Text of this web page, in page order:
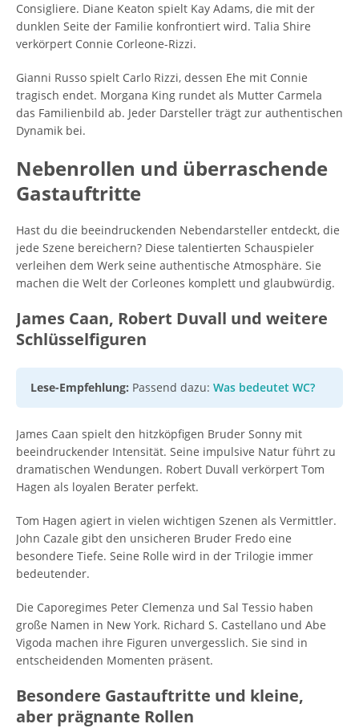
Consigliere. Diane Keaton spielt Kay Adams, die mit der
dunklen Seite der Familie konfrontiert wird. Talia Shire
verkörpert Connie Corleone-Rizzi.
Gianni Russo spielt Carlo Rizzi, dessen Ehe mit Connie
tragisch endet. Morgana King rundet als Mutter Carmela
das Familienbild ab. Jeder Darsteller trägt zur authentischen
Dynamik bei.
Nebenrollen und überraschende
Gastauftritte
Hast du die beeindruckenden Nebendarsteller entdeckt, die
jede Szene bereichern? Diese talentierten Schauspieler
verleihen dem Werk seine authentische Atmosphäre. Sie
machen die Welt der Corleones komplett und glaubwürdig.
James Caan, Robert Duvall und weitere
Schlüsselfiguren
Lese-Empfehlung: Passend dazu: Was bedeutet WC?
James Caan spielt den hitzköpfigen Bruder Sonny mit
beeindruckender Intensität. Seine impulsive Natur führt zu
dramatischen Wendungen. Robert Duvall verkörpert Tom
Hagen als loyalen Berater perfekt.
Tom Hagen agiert in vielen wichtigen Szenen als Vermittler.
John Cazale gibt den unsicheren Bruder Fredo eine
besondere Tiefe. Seine Rolle wird in der Trilogie immer
bedeutender.
Die Caporegimes Peter Clemenza und Sal Tessio haben
große Namen in New York. Richard S. Castellano und Abe
Vigoda machen ihre Figuren unvergesslich. Sie sind in
entscheidenden Momenten präsent.
Besondere Gastauftritte und kleine,
aber prägnante Rollen